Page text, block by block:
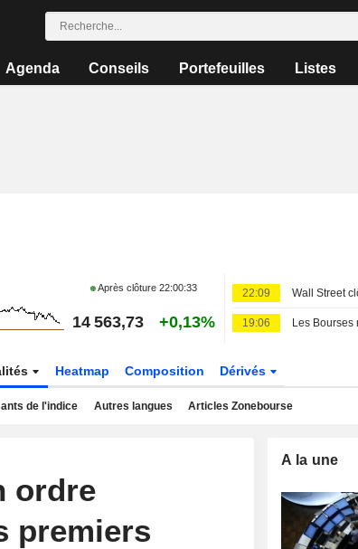
Agenda Conseils Portefeuilles Listes
Après clôture 22:00:33
14 563,73 +0,13%
22:09
19:06
Heatmap Composition Dérivés
de l'indice Autres langues Articles Zonebourse
ordre
premiers
A la une